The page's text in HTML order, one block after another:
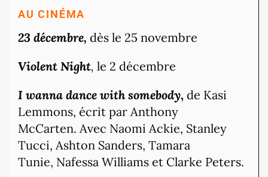
AU CINÉMA
23 décembre, dès le 25 novembre
Violent Night, le 2 décembre
I wanna dance with somebody, de Kasi
Lemmons, écrit par Anthony
McCarten. Avec Naomi Ackie, Stanley
Tucci, Ashton Sanders, Tamara
Tunie, Nafessa Williams et Clarke Peters.